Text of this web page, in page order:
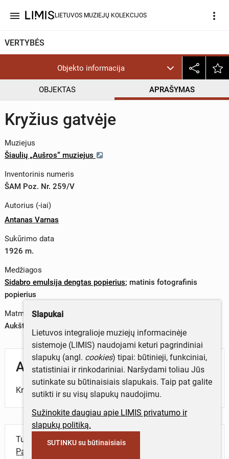
menu LIETUVOS MUZIEJŲ KOLEKCIJOS more_vert
VERTYBĖS
Objekto informacija
OBJEKTAS APRAŠYMAS
Kryžius gatvėje
Muziejus
Šiaulių „Aušros“ muziejus
Inventorinis numeris
ŠAM Poz. Nr. 259/V
Autorius (-iai)
Antanas Varnas
Sukūrimo data
1926 m.
Medžiagos
Sidabro emulsija dengtas popierius; matinis fotografinis
popierius
Matmenys
Aukštis x plotis – 0 x 0 cm
Aprašymas
Kryžius gatvėje.
Turite daugiau informacijos apie objektą?
Parašykite mums!
Slapukai
Lietuvos integralioje muziejų informacinėje
sistemoje (LIMIS) naudojami keturi pagrindiniai
slapukų (angl. cookies) tipai: būtinieji, funkciniai,
statistiniai ir rinkodariniai. Naršydami toliau Jūs
sutinkate su būtinaisiais slapukais. Taip pat galite
sutikti ir su visų slapukų naudojimu.
Sužinokite daugiau apie LIMIS privatumo ir
slapukų politiką.
SUTINKU su būtinaisiais